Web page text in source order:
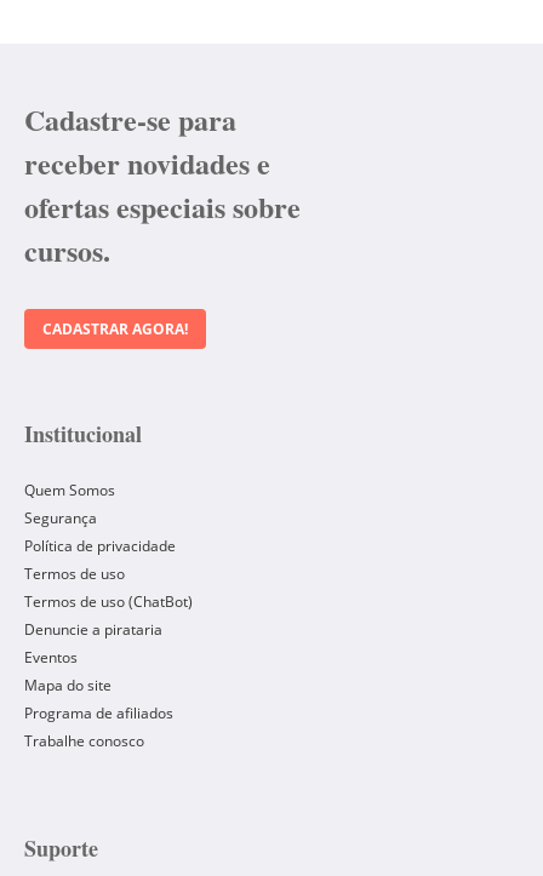
Cadastre-se para
receber novidades e
ofertas especiais sobre
cursos.
CADASTRAR AGORA!
Institucional
Quem Somos
Segurança
Política de privacidade
Termos de uso
Termos de uso (ChatBot)
Denuncie a pirataria
Eventos
Mapa do site
Programa de afiliados
Trabalhe conosco
Suporte